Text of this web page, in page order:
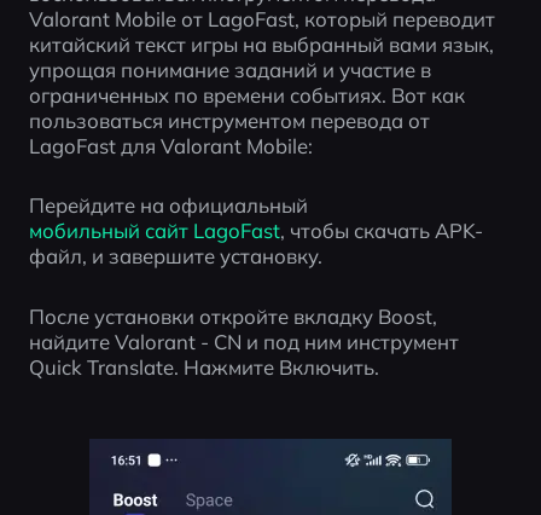
Valorant Mobile от LagoFast, который переводит
китайский текст игры на выбранный вами язык,
упрощая понимание заданий и участие в
ограниченных по времени событиях. Вот как
пользоваться инструментом перевода от
LagoFast для Valorant Mobile:
Перейдите на официальный
мобильный сайт LagoFast, чтобы скачать APK-
файл, и завершите установку.
После установки откройте вкладку Boost,
найдите Valorant - CN и под ним инструмент
Quick Translate. Нажмите Включить.